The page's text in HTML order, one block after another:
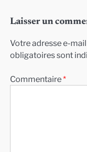
Laisser un
Votre adresse e-
obligatoires sont
Commentaire*